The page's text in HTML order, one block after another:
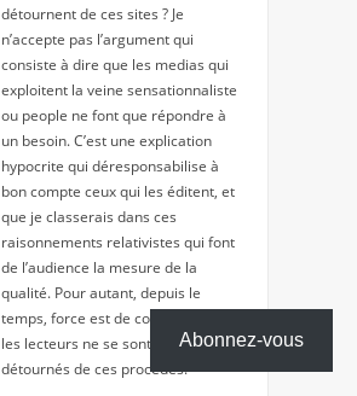
détournent de ces sites ? Je
n’accepte pas l’argument qui
consiste à dire que les medias qui
exploitent la veine sensationnaliste
ou people ne font que répondre à
un besoin. C’est une explication
hypocrite qui déresponsabilise à
bon compte ceux qui les éditent, et
que je classerais dans ces
raisonnements relativistes qui font
de l’audience la mesure de la
qualité. Pour autant, depuis le
temps, force est de constater que
les lecteurs ne se sont pas
détournés de ces procédés.
Abonnez-vous